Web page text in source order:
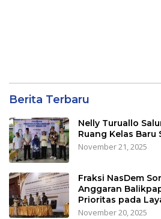
Berita Terbaru
Nelly Turuallo
Ruang Kelas Baru
November 21, 2025
Fraksi NasDem
Anggaran
Prioritas pada
November 20, 2025